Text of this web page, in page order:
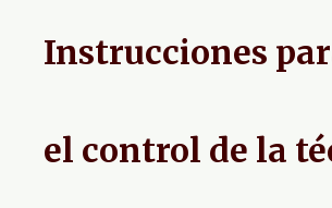
Instrucciones
el control de la